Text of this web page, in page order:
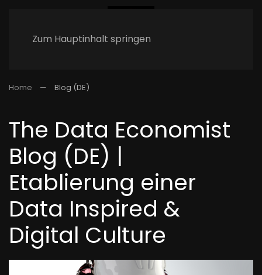
Zum Hauptinhalt springen
Home Blog (DE)
The Data Economist
Blog (DE) |
Etablierung einer
Data Inspired &
Digital Culture